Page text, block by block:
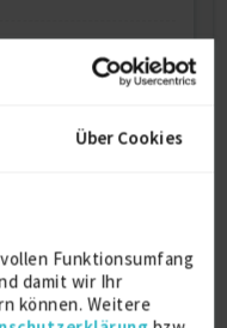
Über Cookies
Funktionsumfang
damit wir Ihr
können. Weitere